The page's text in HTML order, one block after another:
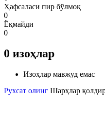
Ҳафсаласи пир бўлмоқ
0
Ёқмайди
0
0 изоҳлар
Изоҳлар мавжуд емас
Рухсат олинг Шарҳлар